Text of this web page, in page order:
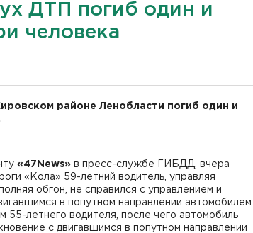
ДТП погиб один и
человека
районе Ленобласти погиб один и
«47News» в пресс-службе ГИБДД, вчера
«Кола» 59-летний водитель, управляя
обгон, не справился с управлением и
в попутном направлении автомобилем
55-летнего водителя, после чего автомобиль
с двигавшимся в попутном направлении